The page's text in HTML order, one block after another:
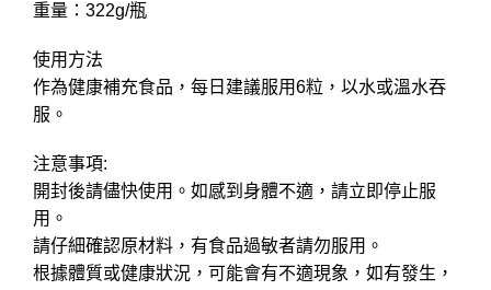
重量：322g/瓶
使用方法
作為健康補充食品，每日建議服用6粒，以水或溫水吞
服。
注意事項:
開封後請儘快使用。如感到身體不適，請立即停止服
用。
請仔細確認原材料，有食品過敏者請勿服用。
根據體質或健康狀況，可能會有不適現象，如有發生，